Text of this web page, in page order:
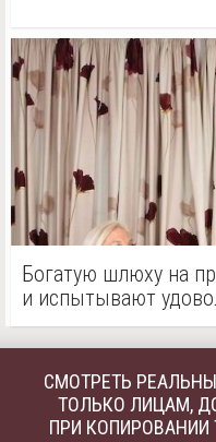
Богатую шлюху на
и испытывают
СМОТРЕТЬ
ТОЛЬКО ЛИЦАМ,
ПРИ КОПИРОВАНИИ